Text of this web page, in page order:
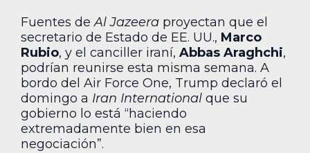
Fuentes deAl Jazeera proyectan que el
secretario de Estado de EE. UU., Marco
Rubio, y el canciller iraní, Abbas Araghchi,
podrían reunirse esta misma semana. A
bordo del Air Force One, Trump declaró el
domingo a Iran International que su
gobierno lo está “haciendo
extremadamente bien en esa
negociación”.